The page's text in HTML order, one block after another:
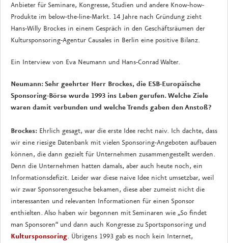
Anbieter für Seminare, Kongresse, Studien und andere Know-how-
Produkte im below-the-line-Markt. 14 Jahre nach Gründung zieht
Hans-Willy Brockes in einem Gespräch in den Geschäftsräumen der
Kultursponsoring-Agentur Causales in Berlin eine positive Bilanz.
Ein Interview von Eva Neumann und Hans-Conrad Walter.
Neumann: Sehr geehrter Herr Brockes, die ESB-Europäische
Sponsoring-Börse wurde 1993 ins Leben gerufen. Welche Ziele
waren damit verbunden und welche Trends gaben den Anstoß?
Brockes: Ehrlich gesagt, war die erste Idee recht naiv. Ich dachte, dass
wir eine riesige Datenbank mit vielen Sponsoring-Angeboten aufbauen
können, die dann gezielt für Unternehmen zusammengestellt werden.
Denn die Unternehmen hatten damals, aber auch heute noch, ein
Informationsdefizit. Leider war diese naive Idee nicht umsetzbar, weil
wir zwar Sponsorengesuche bekamen, diese aber zumeist nicht die
interessanten und relevanten Informationen für einen Sponsor
enthielten. Also haben wir begonnen mit Seminaren wie „So findet
man Sponsoren“ und dann auch Kongresse zu Sportsponsoring und
Kultursponsoring. Übrigens 1993 gab es noch kein Internet,